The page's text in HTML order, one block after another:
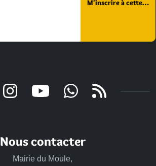
Nous contacter
Mairie du Moule,